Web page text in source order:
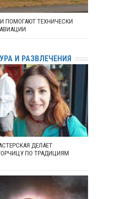
ПОМОГАЮТ ТЕХНИЧЕСКИ
И РАЗВЛЕЧЕНИЯ
ДЕЛАЕТ
ПО ТРАДИЦИЯМ